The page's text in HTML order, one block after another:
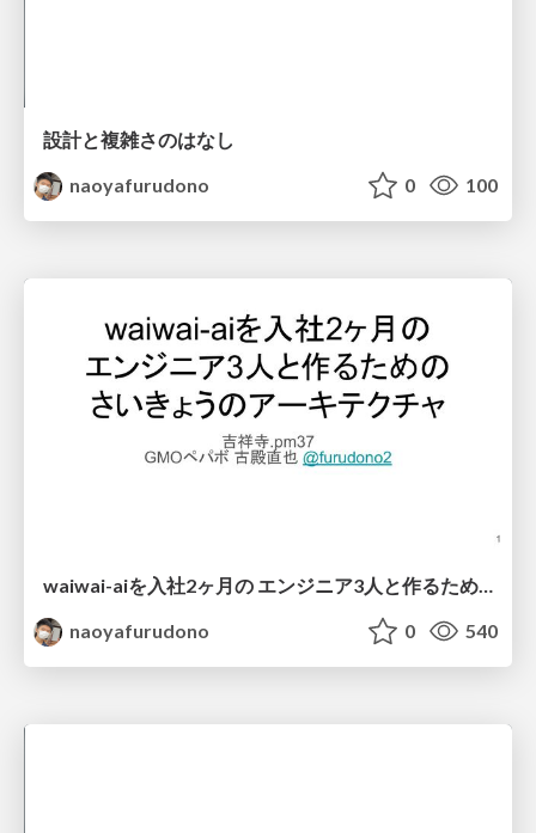
設計と複雑さのはなし
naoyafurudono
0 100
naoyafurudono
0 540